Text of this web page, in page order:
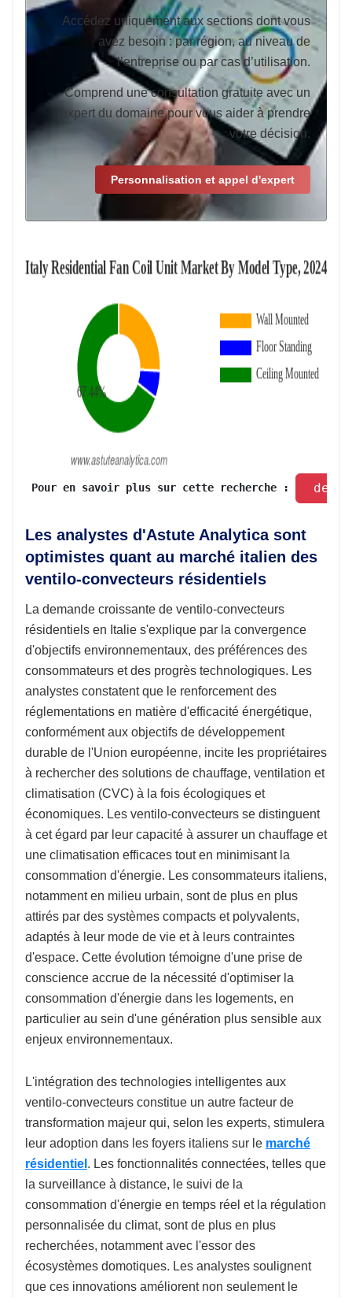
Accédez uniquement aux sections dont vous
avez besoin : par région, au niveau de
l’entreprise ou par cas d’utilisation.
Comprend une consultation gratuite avec un
expert du domaine pour vous aider à prendre
votre décision.
Personnalisation et appel d'expert
Pour en savoir plus sur cette recherche :
Les analystes d'Astute Analytica sont
optimistes quant au marché italien des
ventilo-convecteurs résidentiels
La demande croissante de ventilo-convecteurs
résidentiels en Italie s'explique par la convergence
d'objectifs environnementaux, des préférences des
consommateurs et des progrès technologiques. Les
analystes constatent que le renforcement des
réglementations en matière d'efficacité énergétique,
conformément aux objectifs de développement
durable de l'Union européenne, incite les propriétaires
à rechercher des solutions de chauffage, ventilation et
climatisation (CVC) à la fois écologiques et
économiques. Les ventilo-convecteurs se distinguent
à cet égard par leur capacité à assurer un chauffage et
une climatisation efficaces tout en minimisant la
consommation d'énergie. Les consommateurs italiens,
notamment en milieu urbain, sont de plus en plus
attirés par des systèmes compacts et polyvalents,
adaptés à leur mode de vie et à leurs contraintes
d'espace. Cette évolution témoigne d'une prise de
conscience accrue de la nécessité d'optimiser la
consommation d'énergie dans les logements, en
particulier au sein d'une génération plus sensible aux
enjeux environnementaux.
L'intégration des technologies intelligentes aux
ventilo-convecteurs constitue un autre facteur de
transformation majeur qui, selon les experts, stimulera
leur adoption dans les foyers italiens sur le marché
résidentiel . Les fonctionnalités connectées, telles que
la surveillance à distance, le suivi de la
consommation d'énergie en temps réel et la régulation
personnalisée du climat, sont de plus en plus
recherchées, notamment avec l'essor des
écosystèmes domotiques. Les analystes soulignent
que ces innovations améliorent non seulement le